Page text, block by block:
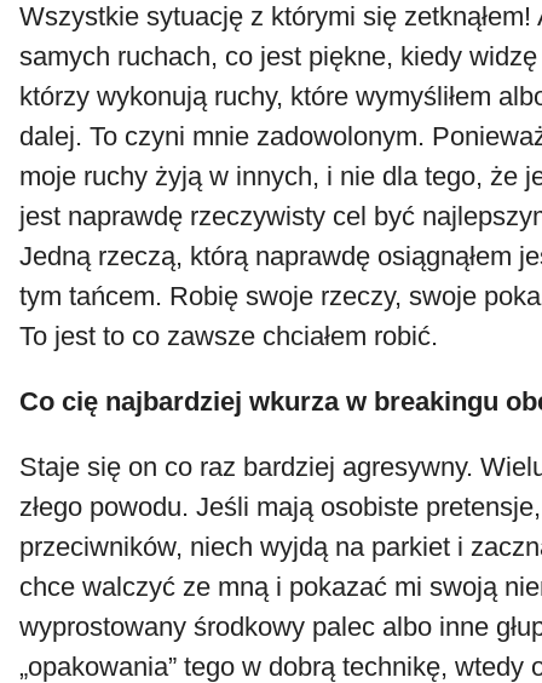
Wszystkie sytuację z którymi się
samych ruchach, co jest piękne, kiedy
którzy wykonują ruchy, które wymyśliłem
dalej. To czyni mnie zadowolonym.
moje ruchy żyją w innych, i nie dla tego, że
jest naprawdę rzeczywisty cel być
Jedną rzeczą, którą naprawdę osiągnąłem
tym tańcem. Robię swoje rzeczy, swoje
To jest to co zawsze chciałem robić.
Co cię najbardziej wkurza w breakingu
Staje się on co raz bardziej agresywny.
złego powodu. Jeśli mają osobiste
przeciwników, niech wyjdą na parkiet i
chce walczyć ze mną i pokazać mi swoją
wyprostowany środkowy palec albo inne
„opakowania” tego w dobrą technikę, wtedy